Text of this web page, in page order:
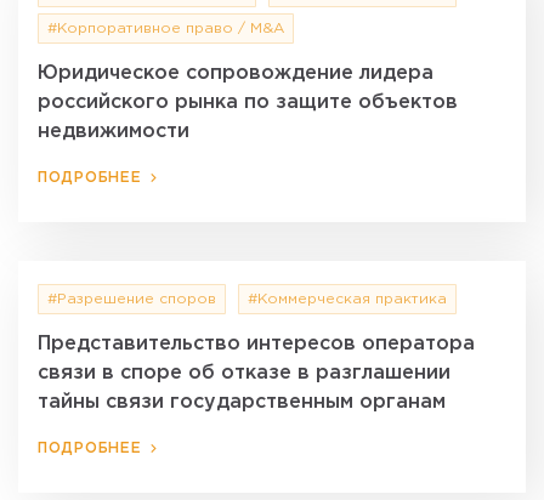
#Корпоративное право / M&A
Юридическое сопровождение лидера
российского рынка по защите объектов
недвижимости
ПОДРОБНЕЕ
#Разрешение споров #Коммерческая практика
Представительство интересов оператора
связи в споре об отказе в разглашении
тайны связи государственным органам
ПОДРОБНЕЕ